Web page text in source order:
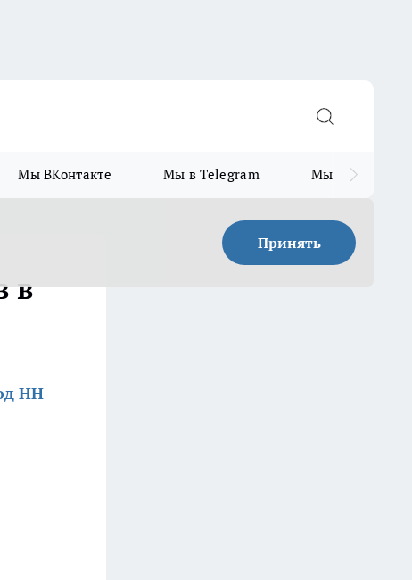
Мы ВКонтакте Мы в Telegram Мы в MAX
Принять
в
НН